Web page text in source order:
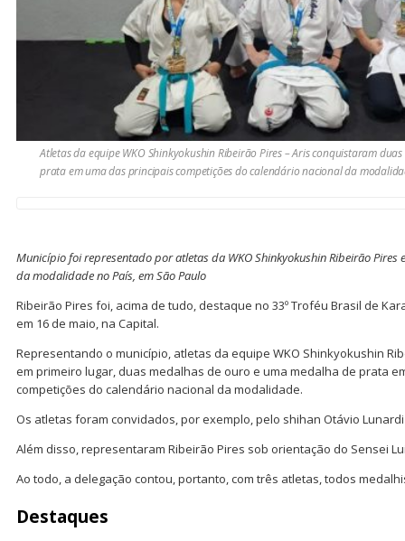
Atletas da equipe WKO Shinkyokushin Ribeirão Pires – Aris conquistaram
prata em uma das principais competições do calendário nacional da
Município foi representado por atletas da WKO Shinkyokushin Ribeirão Pires
da modalidade no País, em São Paulo
Ribeirão Pires foi, acima de tudo, destaque no 33º Troféu Brasil de
em 16 de maio, na Capital.
Representando o município, atletas da equipe WKO Shinkyokushin
em primeiro lugar, duas medalhas de ouro e uma medalha de prata
competições do calendário nacional da modalidade.
Os atletas foram convidados, por exemplo, pelo shihan Otávio
Além disso, representaram Ribeirão Pires sob orientação do Sensei
Ao todo, a delegação contou, portanto, com três atletas, todos
Destaques